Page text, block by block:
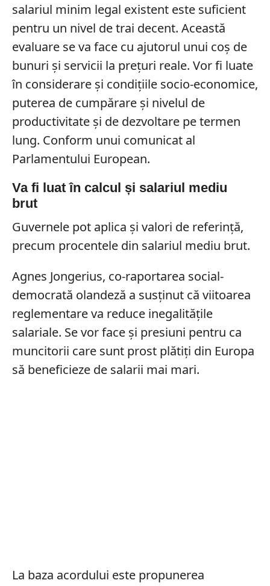
salariul minim legal existent este suficient
pentru un nivel de trai decent. Această
evaluare se va face cu ajutorul unui coș de
bunuri și servicii la prețuri reale. Vor fi luate
în considerare și condițiile socio-economice,
puterea de cumpărare și nivelul de
productivitate și de dezvoltare pe termen
lung. Conform unui comunicat al
Parlamentului European.
Va fi luat în calcul și salariul mediu
brut
Guvernele pot aplica și valori de referință,
precum procentele din salariul mediu brut.
Agnes Jongerius, co-raportarea social-
democrată olandeză a susținut că viitoarea
reglementare va reduce inegalitățile
salariale. Se vor face și presiuni pentru ca
muncitorii care sunt prost plătiți din Europa
să beneficieze de salarii mai mari.
La baza acordului este propunerea